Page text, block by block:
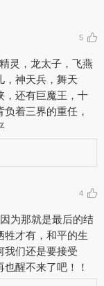
5
灵，龙太子，飞燕
，神天兵，舞天
，还有巨魔王，十
着三界的重任，
4
为那就是最后的结
牲才有，和平的生
我们还是要接受
醒不来了吧！！